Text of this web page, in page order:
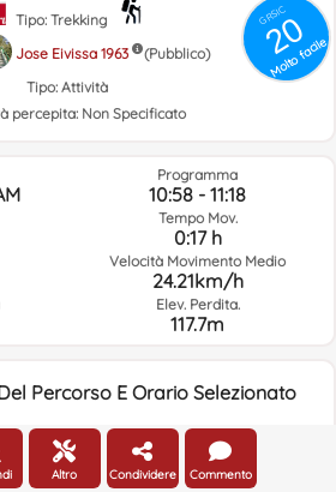
GRSIC
20
Molto facile
Tipo: Trekking
Jose Eivissa 1963
(Pubblico)
Tipo: Attività
percepita: Non Specificato
Programma
10:58 - 11:18
Tempo Mov.
0:17 h
Velocità Movimento Medio
24.21km/h
Elev. Perdita.
117.7m
Percorso E Orario Selezionato
08:00
Altro Condividere Commento